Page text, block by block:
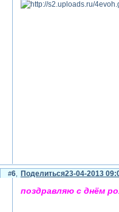
Поделиться
6 23-04-2013
поздравляю с днём